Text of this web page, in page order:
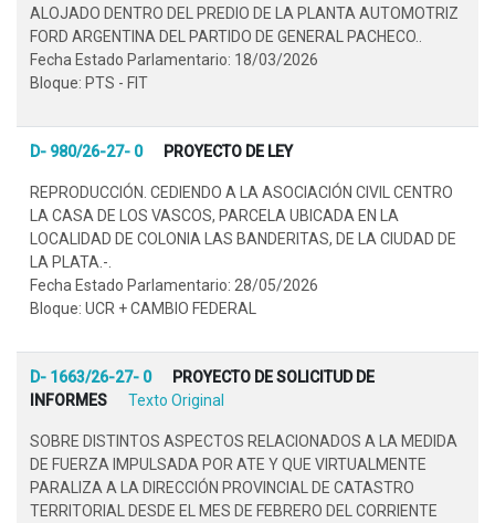
ALOJADO DENTRO DEL PREDIO DE LA PLANTA AUTOMOTRIZ
FORD ARGENTINA DEL PARTIDO DE GENERAL PACHECO..
Fecha Estado Parlamentario: 18/03/2026
Bloque: PTS - FIT
D- 980/26-27- 0 PROYECTO DE LEY
REPRODUCCIÓN. CEDIENDO A LA ASOCIACIÓN CIVIL CENTRO
LA CASA DE LOS VASCOS, PARCELA UBICADA EN LA
LOCALIDAD DE COLONIA LAS BANDERITAS, DE LA CIUDAD DE
LA PLATA.-.
Fecha Estado Parlamentario: 28/05/2026
Bloque: UCR + CAMBIO FEDERAL
D- 1663/26-27- 0
PROYECTO DE SOLICITUD DE
INFORMES
Texto Original
SOBRE DISTINTOS ASPECTOS RELACIONADOS A LA MEDIDA
DE FUERZA IMPULSADA POR ATE Y QUE VIRTUALMENTE
PARALIZA A LA DIRECCIÓN PROVINCIAL DE CATASTRO
TERRITORIAL DESDE EL MES DE FEBRERO DEL CORRIENTE